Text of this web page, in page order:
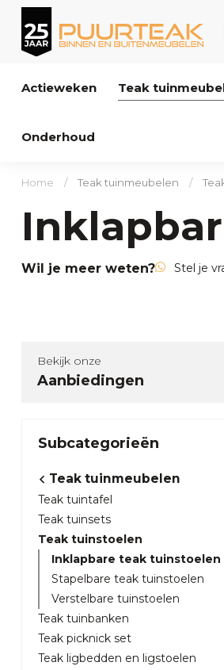
Actieweken Teak
Onderhoud
Home / Teak tuinmeubelen /
Wil je meer weten? Stel je
Bekijk onze
Aanbiedingen
Subcategorieën
Teak tuinmeubelen
Teak tuintafel
Teak tuinsets
Teak tuinstoelen
Inklapbare teak tuinstoelen
Stapelbare teak tuinstoelen
Verstelbare tuinstoelen
Teak tuinbanken
Teak picknick set
Teak ligbedden en ligstoelen